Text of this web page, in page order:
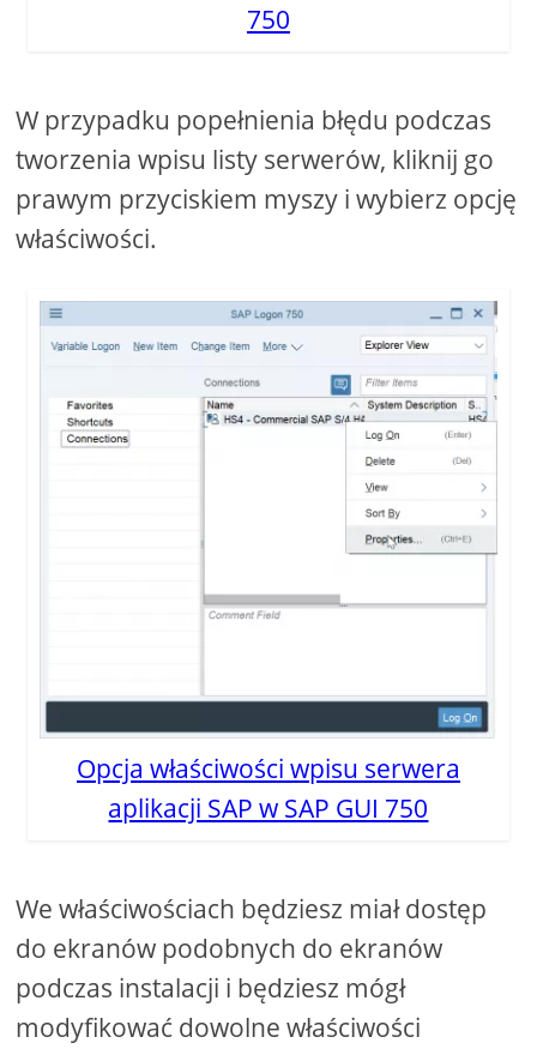
750
W przypadku popełnienia błędu podczas
tworzenia wpisu listy serwerów, kliknij go
prawym przyciskiem myszy i wybierz opcję
właściwości.
Opcja właściwości wpisu serwera
aplikacji SAP w SAP GUI 750
We właściwościach będziesz miał dostęp
do ekranów podobnych do ekranów
podczas instalacji i będziesz mógł
modyfikować dowolne właściwości